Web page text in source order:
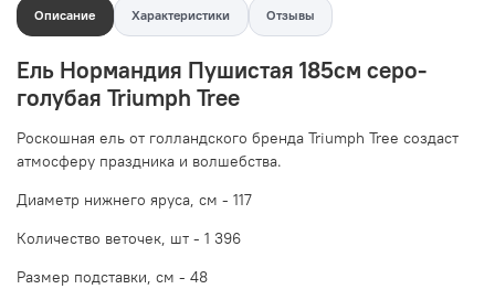
Описание Характеристики Отзывы
Ель Нормандия Пушистая 185см серо-
голубая Triumph Tree
Роскошная ель от голландского бренда Triumph Tree создаст
атмосферу праздника и волшебства.
Диаметр нижнего яруса, см - 117
Количество веточек, шт - 1 396
Размер подставки, см - 48